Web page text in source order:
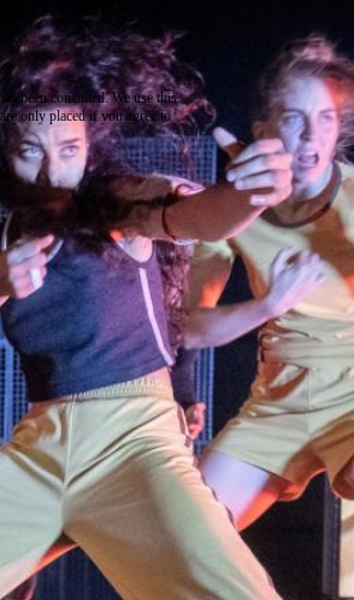
been consulted. We use this
only placed if you agree to